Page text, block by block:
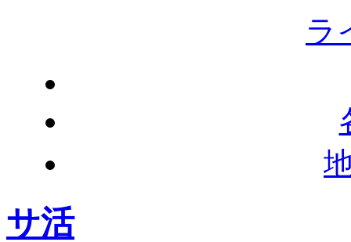
ラ
サ活